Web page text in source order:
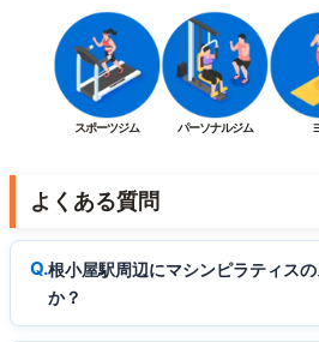
スポーツジム パーソナルジム
よくある質問
根小屋駅周辺にマシンピラティス
か？